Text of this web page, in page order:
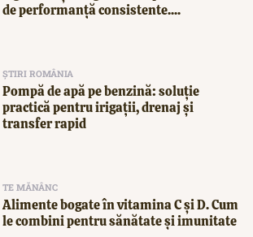
de performanță consistente....
ȘTIRI ROMÂNIA
Pompă de apă pe benzină: soluție
practică pentru irigații, drenaj și
transfer rapid
TE MĂNÂNC
Alimente bogate în vitamina C și D. Cum
le combini pentru sănătate și imunitate